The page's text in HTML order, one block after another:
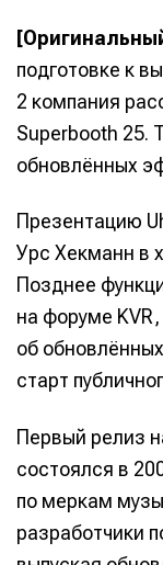
подготовке к
2 компания
Superbooth 25.
обновлённых
Презентацию
Урс Хекманн в
Позднее
на форуме
об
старт
Первый релиз
состоялся в
по меркам
разработчики